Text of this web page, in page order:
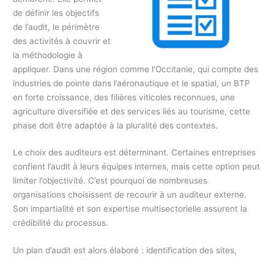
de définir les objectifs
de l’audit, le périmètre
des activités à couvrir et
la méthodologie à
appliquer. Dans une région comme l’Occitanie, qui compte des
industries de pointe dans l’aéronautique et le spatial, un BTP
en forte croissance, des filières viticoles reconnues, une
agriculture diversifiée et des services liés au tourisme, cette
phase doit être adaptée à la pluralité des contextes.
Le choix des auditeurs est déterminant. Certaines entreprises
confient l’audit à leurs équipes internes, mais cette option peut
limiter l’objectivité. C’est pourquoi de nombreuses
organisations choisissent de recourir à un auditeur externe.
Son impartialité et son expertise multisectorielle assurent la
crédibilité du processus.
Un plan d’audit est alors élaboré : identification des sites,